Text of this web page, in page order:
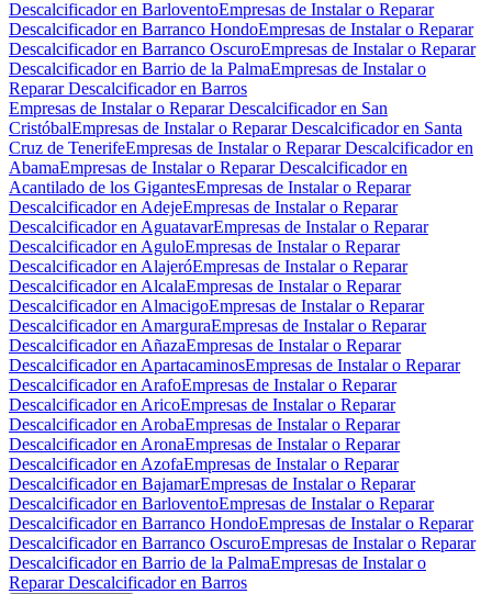
Descalcificador en BarloventoEmpresas de Instalar o Reparar
Descalcificador en Barranco HondoEmpresas de Instalar o Reparar
Descalcificador en Barranco OscuroEmpresas de Instalar o Reparar
Descalcificador en Barrio de la PalmaEmpresas de Instalar o
Reparar Descalcificador en Barros
Empresas de Instalar o Reparar Descalcificador en San
CristóbalEmpresas de Instalar o Reparar Descalcificador en Santa
Cruz de TenerifeEmpresas de Instalar o Reparar Descalcificador en
AbamaEmpresas de Instalar o Reparar Descalcificador en
Acantilado de los GigantesEmpresas de Instalar o Reparar
Descalcificador en AdejeEmpresas de Instalar o Reparar
Descalcificador en AguatavarEmpresas de Instalar o Reparar
Descalcificador en AguloEmpresas de Instalar o Reparar
Descalcificador en AlajeróEmpresas de Instalar o Reparar
Descalcificador en AlcalaEmpresas de Instalar o Reparar
Descalcificador en AlmacigoEmpresas de Instalar o Reparar
Descalcificador en AmarguraEmpresas de Instalar o Reparar
Descalcificador en AñazaEmpresas de Instalar o Reparar
Descalcificador en ApartacaminosEmpresas de Instalar o Reparar
Descalcificador en ArafoEmpresas de Instalar o Reparar
Descalcificador en AricoEmpresas de Instalar o Reparar
Descalcificador en ArobaEmpresas de Instalar o Reparar
Descalcificador en AronaEmpresas de Instalar o Reparar
Descalcificador en AzofaEmpresas de Instalar o Reparar
Descalcificador en BajamarEmpresas de Instalar o Reparar
Descalcificador en BarloventoEmpresas de Instalar o Reparar
Descalcificador en Barranco HondoEmpresas de Instalar o Reparar
Descalcificador en Barranco OscuroEmpresas de Instalar o Reparar
Descalcificador en Barrio de la PalmaEmpresas de Instalar o
Reparar Descalcificador en Barros